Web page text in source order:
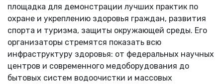
площадка для демонстрации лучших практик по
охране и укреплению здоровья граждан, развития
спорта и туризма, защиты окружающей среды. Его
организаторы стремятся показать всю
инфраструктуру здоровья: от федеральных научных
центров и современного медоборудования до
бытовых систем водоочистки и массовых